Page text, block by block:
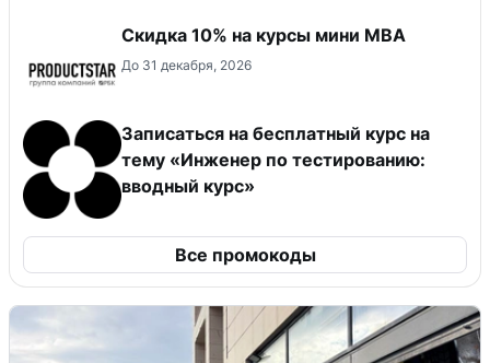
Скидка 10% на курсы мини MBA
До 31 декабря, 2026
Записаться на бесплатный курс на
тему «Инженер по тестированию:
вводный курс»
Все промокоды